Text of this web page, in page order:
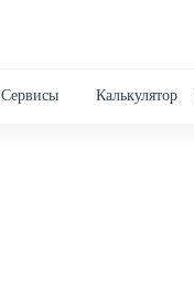
Сервисы Калькулятор